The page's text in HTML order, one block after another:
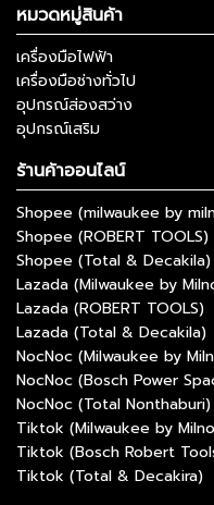
หมวดหมู่สินค้า
เครื่องมือไฟฟ้า
เครื่องมือช่างทั่วไป
อุปกรณ์ส่องสว่าง
อุปกรณ์เสริม
ร้านค้าออนไลน์
Shopee (milwaukee by
Shopee (ROBERT TOOLS)
Shopee (Total & Decakila)
Lazada (Milwaukee by
Lazada (ROBERT TOOLS)
Lazada (Total & Decakila)
NocNoc (Milwaukee by
NocNoc (Bosch Power
NocNoc (Total Nonthaburi)
Tiktok (Milwaukee by
Tiktok (Bosch Robert
Tiktok (Total & Decakira)